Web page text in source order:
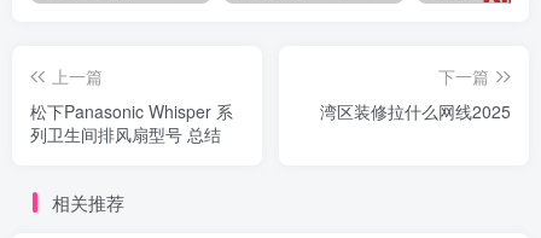
上一篇
松下Panasonic Whisper 系
列卫生间排风扇型号 总结
下一篇
湾区装修拉什么网线2025
相关推荐